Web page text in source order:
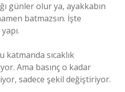
günler olur ya, ayakkabın
batmazsın. İşte
sıcaklık
Ama basınç o kadar
sadece şekil değiştiriyor.